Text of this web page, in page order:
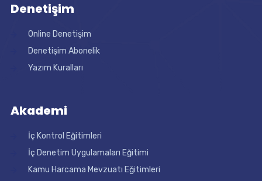
Denetişim
Online Denetişim
Denetişim Abonelik
Yazım Kuralları
Akademi
İç Kontrol Eğitimleri
İç Denetim Uygulamaları Eğitimi
Kamu Harcama Mevzuatı Eğitimleri